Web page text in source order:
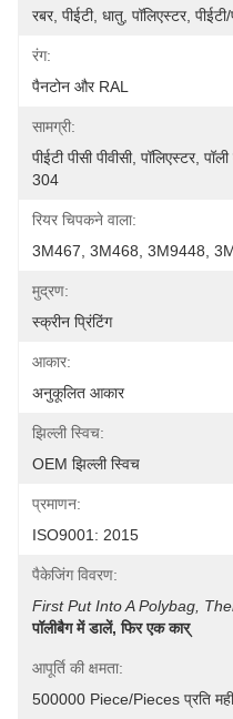
रबर, पीईटी, धातु, पॉलिएस्टर, पीईटी/
रंग:
पैनटोन और RAL
सामग्री:
पीईटी पीसी पीवीसी, पॉलिएस्टर,
304
रियर चिपकने वाला:
3M467, 3M468, 3M9448,
मुद्रण:
स्क्रीन प्रिंटिंग
आकार:
अनुकूलित आकार
झिल्ली स्विच:
OEM झिल्ली स्विच
प्रमाणन:
ISO9001: 2015
पैकेजिंग विवरण:
First Put Into A Polybag,
पॉलीबैग में डालें, फिर एक कार्
आपूर्ति की क्षमता:
500000 Piece/Pieces प्रति